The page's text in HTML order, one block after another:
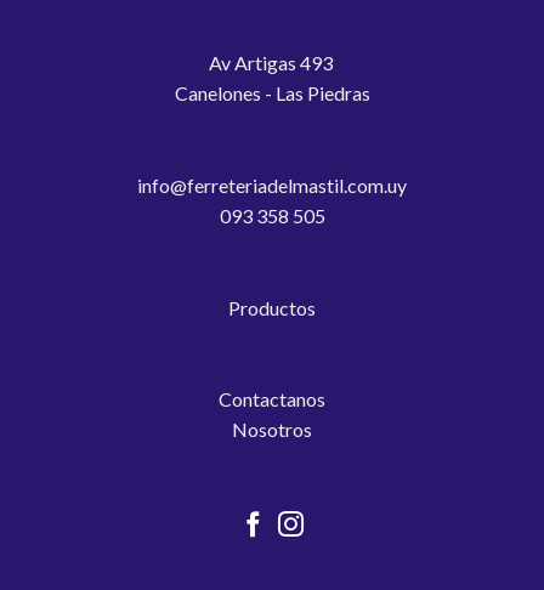
Av Artigas 493
Canelones - Las Piedras
info@ferreteriadelmastil.com.uy
093 358 505
Productos
Contactanos
Nosotros